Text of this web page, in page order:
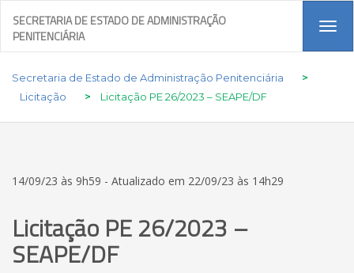
SECRETARIA DE ESTADO DE ADMINISTRAÇÃO
PENITENCIÁRIA
Secretaria de Estado de Administração Penitenciária
>
Licitação
> Licitação PE 26/2023 – SEAPE/DF
14/09/23 às 9h59 - Atualizado em 22/09/23 às 14h29
Licitação PE 26/2023 –
SEAPE/DF